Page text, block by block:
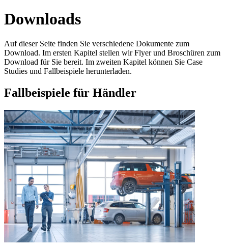
Downloads
Auf dieser Seite finden Sie verschiedene Dokumente zum
Download. Im ersten Kapitel stellen wir Flyer und Broschüren zum
Download für Sie bereit. Im zweiten Kapitel können Sie Case
Studies und Fallbeispiele herunterladen.
Fallbeispiele für Händler